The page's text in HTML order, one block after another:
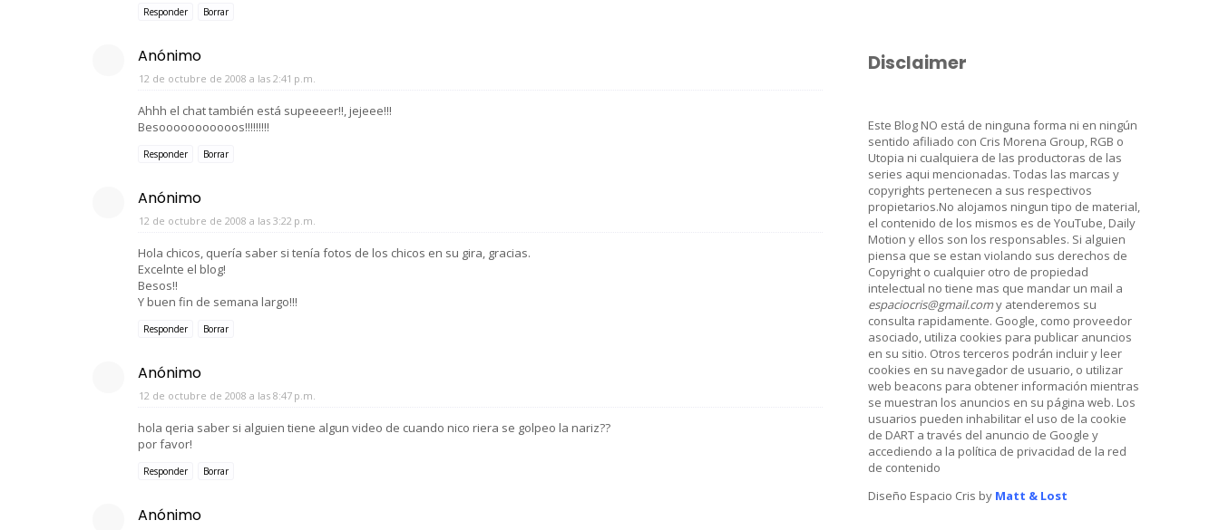
Responder Borrar
Anónimo
12 de octubre de 2008 a las 2:41 p.m.
Ahhh el chat también está supeeeer!!, jejeee!!!
Besooooooooooos!!!!!!!!!
Responder Borrar
Anónimo
12 de octubre de 2008 a las 3:22 p.m.
Hola chicos, quería saber si tenía fotos de los chicos en su gira, gracias.
Excelnte el blog!
Besos!!
Y buen fin de semana largo!!!
Responder Borrar
Anónimo
12 de octubre de 2008 a las 8:47 p.m.
hola qeria saber si alguien tiene algun video de cuando nico riera se golpeo la nariz??
por favor!
Responder Borrar
Anónimo
Disclaimer
Este Blog NO está de ninguna forma ni en ningún
sentido afiliado con Cris Morena Group, RGB o
Utopia ni cualquiera de las productoras de las
series aqui mencionadas. Todas las marcas y
copyrights pertenecen a sus respectivos
propietarios.No alojamos ningun tipo de material,
el contenido de los mismos es de YouTube, Daily
Motion y ellos son los responsables. Si alguien
piensa que se estan violando sus derechos de
Copyright o cualquier otro de propiedad
intelectual no tiene mas que mandar un mail a
espaciocris@gmail.comy atenderemos su
consulta rapidamente. Google, como proveedor
asociado, utiliza cookies para publicar anuncios
en su sitio. Otros terceros podrán incluir y leer
cookies en su navegador de usuario, o utilizar
web beacons para obtener información mientras
se muestran los anuncios en su página web. Los
usuarios pueden inhabilitar el uso de la cookie
de DART a través del anuncio de Google y
accediendo a la política de privacidad de la red
de contenido
Diseño Espacio Cris by Matt & Lost